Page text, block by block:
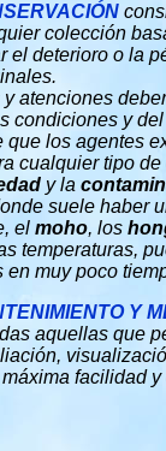
colección
el deterioro o la
atenciones
condiciones y
que los agentes
cualquier tipo
y la
suele haber
el moho, los
temperaturas,
en muy poco
Y
aquellas que
facilidad